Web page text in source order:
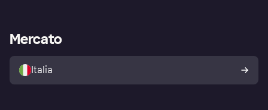
Esplora i negozi
Politica di protezione
dell'acquirente Klarna
Accesso aziende
Mercato
Italia